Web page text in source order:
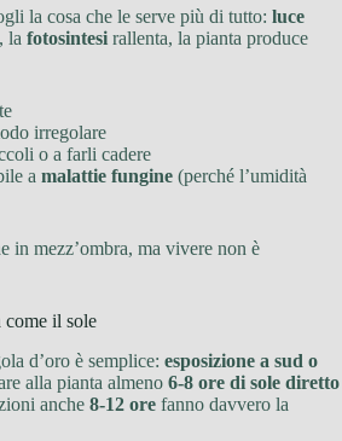
la cosa che le serve più di tutto: luce
la fotosintesi rallenta, la pianta produce
irregolare
o a farli cadere
a malattie fungine (perché l’umidità
in mezz’ombra, ma vivere non è
come il sole
d’oro è semplice: esposizione a sud o
alla pianta almeno 6-8 ore di sole diretto
anche 8-12 ore fanno davvero la